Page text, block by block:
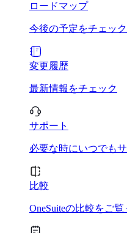
ロードマップ
今後の予定をチェック
変更履歴
最新情報をチェック
サポート
必要な時にいつでも
比較
OneSuiteの比較をご